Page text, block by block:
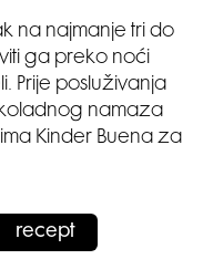
na najmanje tri do
ga preko noći
Prije posluživanja
namaza
Kinder Buena za
recept